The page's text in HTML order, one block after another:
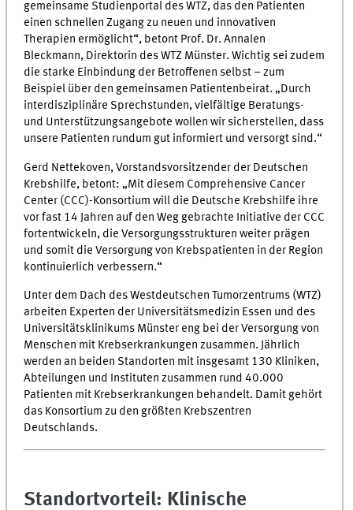
gemeinsame Studienportal des WTZ, das den Patienten
einen schnellen Zugang zu neuen und innovativen
Therapien ermöglicht“, betont Prof. Dr. Annalen
Bleckmann, Direktorin des WTZ Münster. Wichtig sei zudem
die starke Einbindung der Betroffenen selbst – zum
Beispiel über den gemeinsamen Patientenbeirat. „Durch
interdisziplinäre Sprechstunden, vielfältige Beratungs-
und Unterstützungsangebote wollen wir sicherstellen, dass
unsere Patienten rundum gut informiert und versorgt sind.“
Gerd Nettekoven, Vorstandsvorsitzender der Deutschen
Krebshilfe, betont: „Mit diesem Comprehensive Cancer
Center (CCC)-Konsortium will die Deutsche Krebshilfe ihre
vor fast 14 Jahren auf den Weg gebrachte Initiative der CCC
fortentwickeln, die Versorgungsstrukturen weiter prägen
und somit die Versorgung von Krebspatienten in der Region
kontinuierlich verbessern.“
Unter dem Dach des Westdeutschen Tumorzentrums (WTZ)
arbeiten Experten der Universitätsmedizin Essen und des
Universitätsklinikums Münster eng bei der Versorgung von
Menschen mit Krebserkrankungen zusammen. Jährlich
werden an beiden Standorten mit insgesamt 130 Kliniken,
Abteilungen und Instituten zusammen rund 40.000
Patienten mit Krebserkrankungen behandelt. Damit gehört
das Konsortium zu den größten Krebszentren
Deutschlands.
Standortvorteil: Klinische